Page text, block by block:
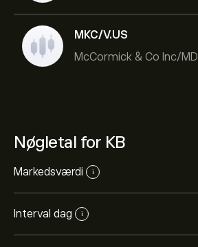
MKC/V.US
McCormick & Co Inc/MD
Nøgletal for KB
Markedsværdi i
Interval dag i